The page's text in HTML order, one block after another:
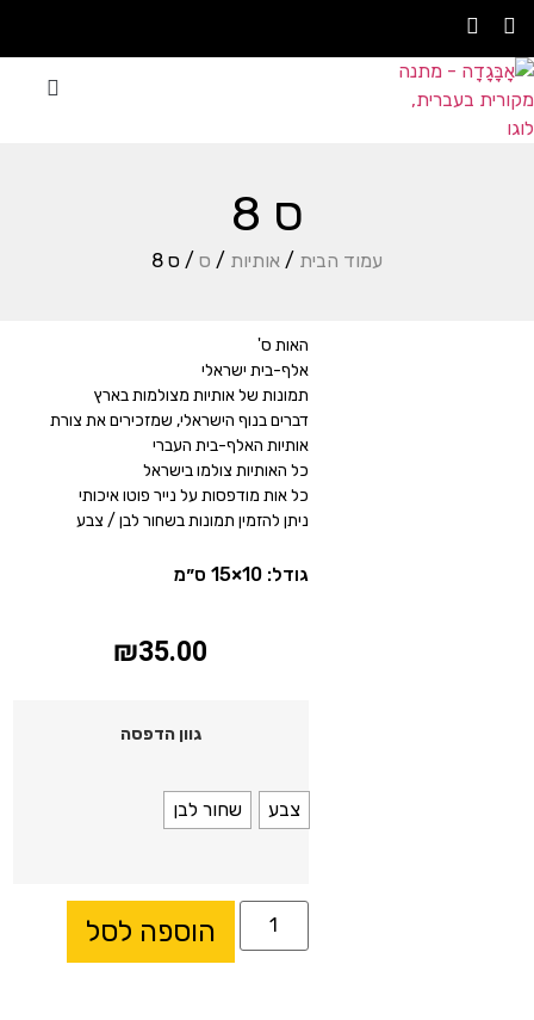
ס 8
עמוד הבית / אותיות / ס / ס 8
האות ס'
אלף-בית ישראלי
תמונות של אותיות מצולמות בארץ
דברים בנוף הישראלי, שמזכירים את צורת
אותיות האלף-בית העברי
כל האותיות צולמו בישראל
כל אות מודפסות על נייר פוטו איכותי
ניתן להזמין תמונות בשחור לבן / צבע
גודל: 10×15 ס״מ
₪35.00
גוון הדפסה
צבע שחור לבן
הוספה לסל